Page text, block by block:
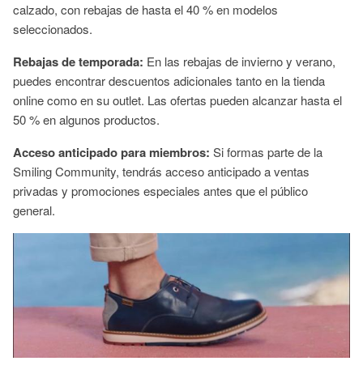
calzado, con rebajas de hasta el 40 % en modelos
seleccionados.
Rebajas de temporada: En las rebajas de invierno y verano,
puedes encontrar descuentos adicionales tanto en la tienda
online como en su outlet. Las ofertas pueden alcanzar hasta el
50 % en algunos productos.
Acceso anticipado para miembros: Si formas parte de la
Smiling Community, tendrás acceso anticipado a ventas
privadas y promociones especiales antes que el público
general.